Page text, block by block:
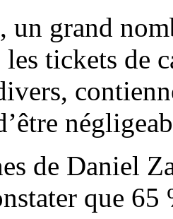
un grand
tickets de
de Daniel
que